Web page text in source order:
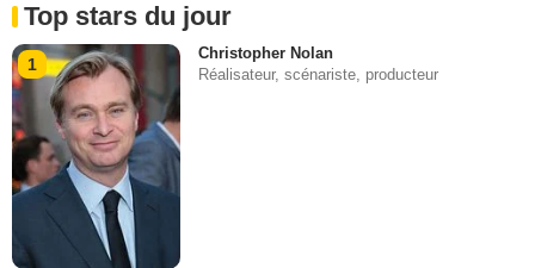
Top stars du jour
1
Christopher Nolan
Réalisateur, scénariste, producteur